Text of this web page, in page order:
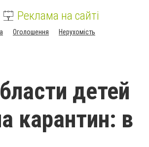
Реклама на сайті
Оголошення Нерухомість
детей
карантин: в